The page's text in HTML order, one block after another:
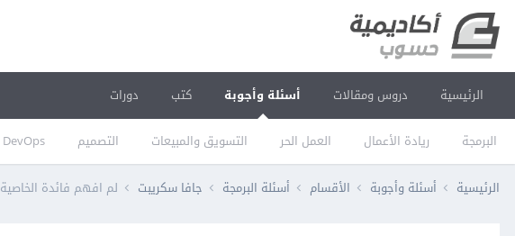
الرئيسية دروس ومقالات أسئلة وأجوبة
البرمجة ريادة الأعمال العمل الحر التسويق والمبيعات التصميم DevOps
كتب دورات
الرئيسية أسئلة وأجوبة الأقسام أسئلة البرمجة جافا سكريبت لم افهم فائدة الخاصية name